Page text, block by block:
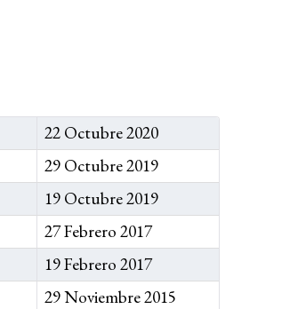
22 Octubre 2020
29 Octubre 2019
19 Octubre 2019
27 Febrero 2017
19 Febrero 2017
29 Noviembre 2015